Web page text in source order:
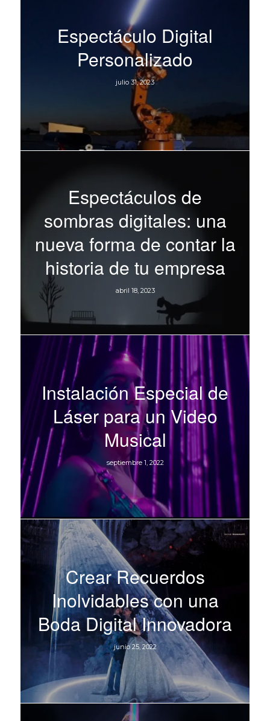
Espectáculo Digital
Personalizado
julio 31, 2023
Espectáculos de
sombras digitales: una
nueva forma de contar la
historia de tu empresa
abril 18, 2023
Instalación Especial de
Láser para un Video
Musical
septiembre 1, 2022
Crear Recuerdos
Inolvidables con una
Boda Digital Innovadora
junio 25, 2022